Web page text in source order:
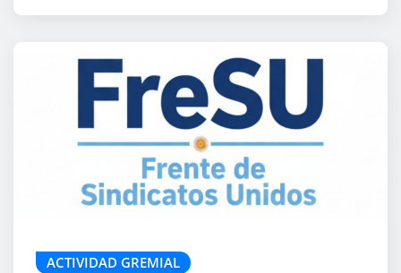
ACTIVIDAD GREMIAL